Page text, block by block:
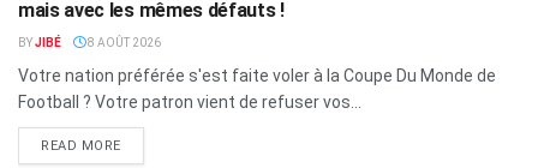
mais avec les mêmes défauts !
BYJIBÉ 8 AOÛT 2026
Votre nation préférée s'est faite voler à la Coupe Du Monde de
Football ? Votre patron vient de refuser vos...
READ MORE